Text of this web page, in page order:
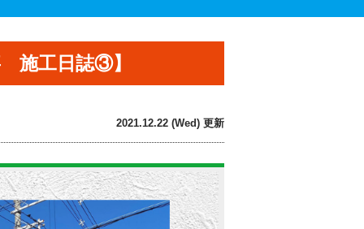
施工日誌③】
2021.12.22 (Wed) 更新